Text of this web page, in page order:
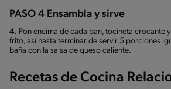
PASO 4 Ensambla y sirve
4. Pon encima de cada pan, tocineta crocante
frito, así hasta terminar de servir 5 porciones
baña con la salsa de queso caliente.
Recetas de Cocina